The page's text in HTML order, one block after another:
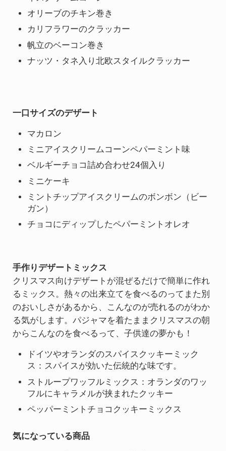
オリーブのチキン巻き
カリフラワーのクラッカー
帆立のベーコン巻き
ナッツ・タネ入り北欧スタイルクラッカー
一口サイズのデザート
マカロン
ミニアイスクリームコーンペパーミント味
ベルギーチョコ詰め合わせ24個入り
ミニケーキ
ミントチップアイスクリームのボンボン（ビー
ガン）
チョコにディップしたペパーミントオレオ
手作りデザートミックス
クリスマス向けデザートが混ぜるだけで簡単に作れ
るミックス。熱々の出来立てを食べるのってまた別
のおいしさがあるから、こんなのが売れるのがわか
る気がします。パジャマを着たままクリスマスの朝
からこんなのを食べるって、子供達の夢かも！
ドイツやオランダのスパイスクッキーミック
ス：スパイスが効いた伝統的な味です。
ストループワッフルミックス：オランダのワッ
フルにキャラメルが挟まれたクッキー
ペッパーミントチョコクッキーミックス
気になっている商品